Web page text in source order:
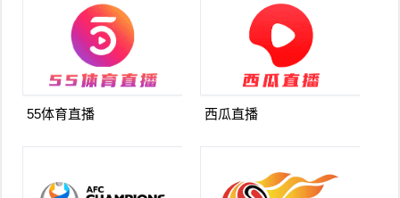
55体育直播 西瓜直播